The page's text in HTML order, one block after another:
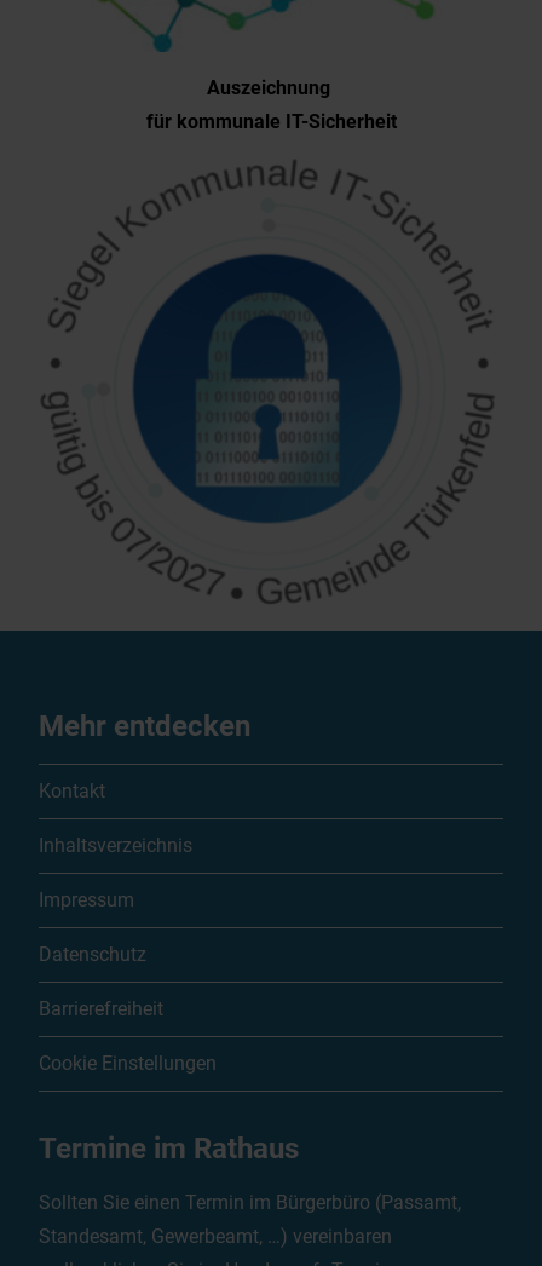
Auszeichnung
für kommunale IT-Sicherheit
Mehr entdecken
Kontakt
Inhaltsverzeichnis
Impressum
Datenschutz
Barrierefreiheit
Cookie Einstellungen
Termine im Rathaus
Sollten Sie einen Termin im Bürgerbüro (Passamt,
Standesamt, Gewerbeamt, …) vereinbaren